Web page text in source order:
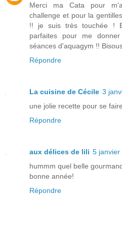
Merci ma Cata pour
challenge et pour la
!! je suis très touchée !
parfaites pour me
séances d'aquagym !!
Répondre
La cuisine de Cécile 3
une jolie recette pour se
Répondre
aux délices de lili 5 janvier
hummm quel belle
bonne année!
Répondre